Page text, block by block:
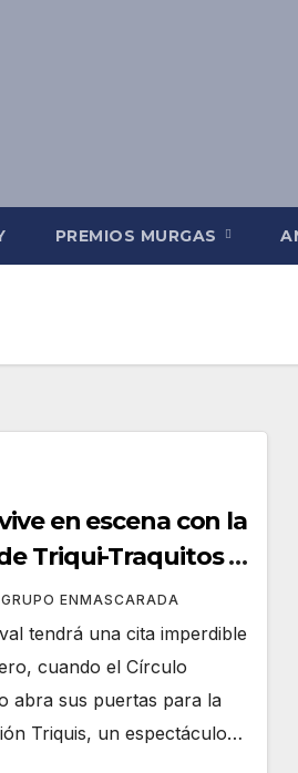
PREMIOS MURGAS
en escena con la
Triqui-Traquitos y
17 de enero
GRUPO ENMASCARADA
tendrá una cita imperdible
cuando el Círculo
abra sus puertas para la
Triquis, un espectáculo…